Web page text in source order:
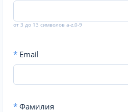
от 3 до 13 символов a-z,0-9
* Email
* Фамилия